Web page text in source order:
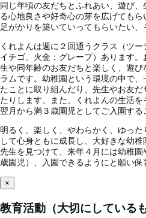
同じ年頃の友だちとふれあい、遊び
る心地良さや好奇心の芽を広げても
足がかりを築いていってもらいたい、
くれよんは週に２回通うクラス（ツ
イチゴ、火金：グレープ）あります
生や同年齢のお友だちと楽しく、遊
ラムです。幼稚園という環境の中で
たことに取り組んだり、先生やお友
たりします。また、くれよんの生活
翌月から満３歳園児としてご入園する
明るく、楽しく、やわらかく、ゆっ
して心身ともに成長し、大好きな幼
先生を見つけて、来年４月には幼稚
歳園児）、入園できるようにと願い保
×
教育活動（大切にしているも